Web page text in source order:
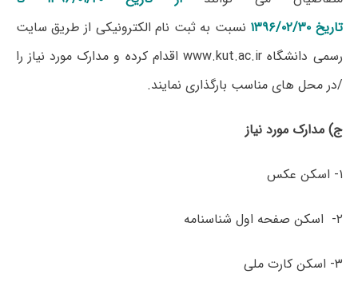
تاریخ ۱۳۹۶/۰۲/۳۰
نسبت به ثبت نام الکترونیکی از طریق سایت
رسمی دانشگاه www.kut.ac.ir اقدام کرده و مدارک مورد نیاز را
/در محل های مناسب بارگذاری نمایند.
ج) مدارک مورد نیاز
۱- اسکن عکس
۲- اسکن صفحه اول شناسنامه
۳- اسکن کارت ملی